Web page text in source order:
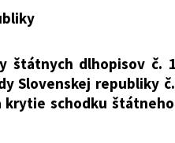
republiky
štátnych dlhopisov č.
Slovenskej republiky
schodku